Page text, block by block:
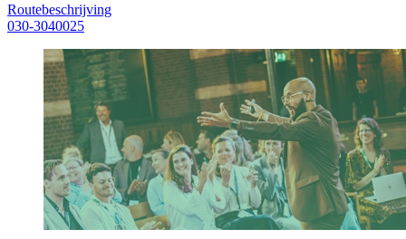
Routebeschrijving
030-3040025